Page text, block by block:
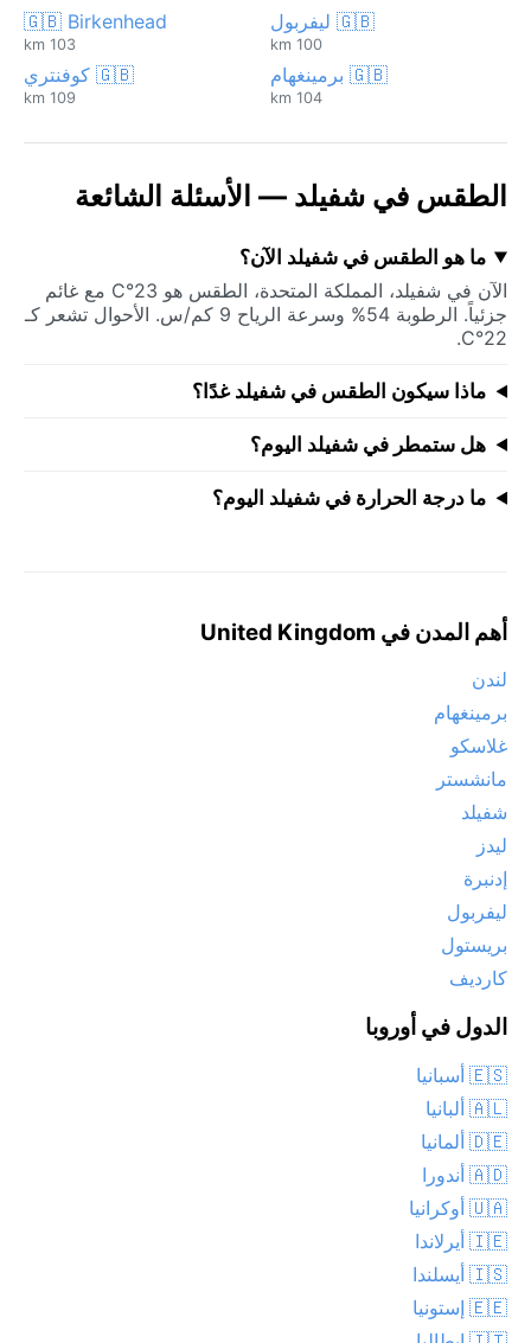
🇬🇧 ليفربول
100 km
🇬🇧 Birkenhead
103 km
🇬🇧 برمينغهام
104 km
🇬🇧 كوفنتري
109 km
الطقس في شفيلد — الأسئلة الشائعة
ما هو الطقس في شفيلد الآن؟
الآن في شفيلد، المملكة المتحدة، الطقس هو 23°C مع غائم
جزئياً. الرطوبة 54% وسرعة الرياح 9 كم/س. الأحوال تشعر كـ
22°C.
ماذا سيكون الطقس في شفيلد غدًا؟
هل ستمطر في شفيلد اليوم؟
ما درجة الحرارة في شفيلد اليوم؟
أهم المدن في United Kingdom
لندن
برمينغهام
غلاسكو
مانشستر
شفيلد
ليدز
إدنبرة
ليفربول
بريستول
كارديف
الدول في أوروبا
🇪🇸 أسبانيا
🇦🇱 ألبانيا
🇩🇪 ألمانيا
🇦🇩 أندورا
🇺🇦 أوكرانيا
🇮🇪 أيرلاندا
🇮🇸 أيسلندا
🇪🇪 إستونيا